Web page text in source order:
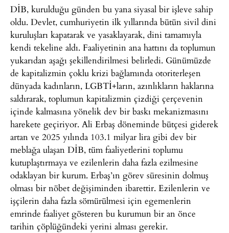
DİB, kurulduğu günden bu yana siyasal bir işleve sahip
oldu. Devlet, cumhuriyetin ilk yıllarında bütün sivil dini
kuruluşları kapatarak ve yasaklayarak, dini tamamıyla
kendi tekeline aldı. Faaliyetinin ana hattını da toplumun
yukarıdan aşağı şekillendirilmesi belirledi. Günümüzde
de kapitalizmin çoklu krizi bağlamında otoriterleşen
dünyada kadınların, LGBTİ+ların, azınlıkların haklarına
saldırarak, toplumun kapitalizmin çizdiği çerçevenin
içinde kalmasına yönelik dev bir baskı mekanizmasını
harekete geçiriyor. Ali Erbaş döneminde bütçesi giderek
artan ve 2025 yılında 103.1 milyar lira gibi dev bir
meblağa ulaşan DİB, tüm faaliyetlerini toplumu
kutuplaştırmaya ve ezilenlerin daha fazla ezilmesine
odaklayan bir kurum. Erbaş’ın görev süresinin dolmuş
olması bir nöbet değişiminden ibarettir. Ezilenlerin ve
işçilerin daha fazla sömürülmesi için egemenlerin
emrinde faaliyet gösteren bu kurumun bir an önce
tarihin çöplüğündeki yerini alması gerekir.